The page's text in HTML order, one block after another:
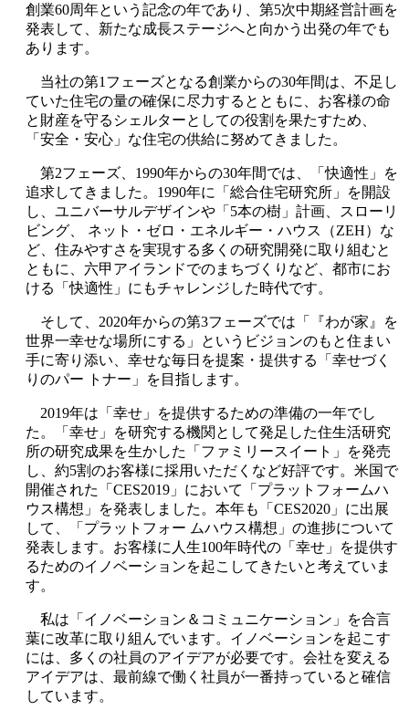
創業60周年という記念の年であり、第5次中期経営計画を
発表して、新たな成長ステージへと向かう出発の年でも
あります。
当社の第1フェーズとなる創業からの30年間は、不足し
ていた住宅の量の確保に尽力するとともに、お客様の命
と財産を守るシェルターとしての役割を果たすため、
「安全・安心」な住宅の供給に努めてきました。
第2フェーズ、1990年からの30年間では、「快適性」を
追求してきました。1990年に「総合住宅研究所」を開設
し、ユニバーサルデザインや「5本の樹」計画、スローリ
ビング、 ネット・ゼロ・エネルギー・ハウス（ZEH）な
ど、住みやすさを実現する多くの研究開発に取り組むと
ともに、六甲アイランドでのまちづくりなど、都市にお
ける「快適性」にもチャレンジした時代です。
そして、2020年からの第3フェーズでは「『わが家』を
世界一幸せな場所にする」というビジョンのもと住まい
手に寄り添い、幸せな毎日を提案・提供する「幸せづく
りのパー トナー」を目指します。
2019年は「幸せ」を提供するための準備の一年でし
た。「幸せ」を研究する機関として発足した住生活研究
所の研究成果を生かした「ファミリースイート」を発売
し、約5割のお客様に採用いただくなど好評です。米国で
開催された「CES2019」において「プラットフォームハ
ウス構想」を発表しました。本年も「CES2020」に出展
して、「プラットフォー ムハウス構想」の進捗について
発表します。お客様に人生100年時代の「幸せ」を提供す
るためのイノベーションを起こしてきたいと考えていま
す。
私は「イノベーション＆コミュニケーション」を合言
葉に改革に取り組んでいます。イノベーションを起こす
には、多くの社員のアイデアが必要です。会社を変える
アイデアは、最前線で働く社員が一番持っていると確信
しています。